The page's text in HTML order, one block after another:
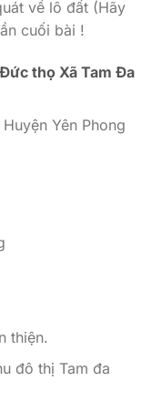
về lô đất (Hãy
cuối bài !
thọ Xã Tam Đa
Yên Phong
thiện.
đô thị Tam đa